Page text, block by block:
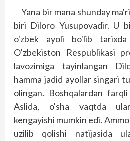
Yana bir mana shunday
biri Diloro Yusupovadir. U
o'zbek ayoli bo'lib
O'zbekiston Respublikasi
lavozimiga tayinlangan
hamma jadid ayollar singari
olingan. Boshqalardan
Aslida, o'sha vaqtda
kengayishi mumkin edi.
uzilib qolishi natijasida